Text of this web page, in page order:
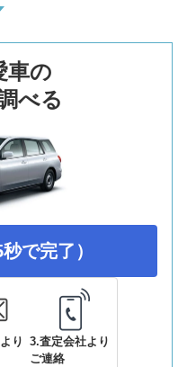
車の
べる
で完了）
り 3.査定会社より
ご連絡